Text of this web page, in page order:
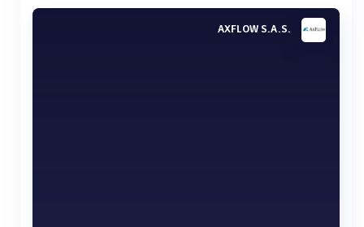
AXFLOW S.A.S.